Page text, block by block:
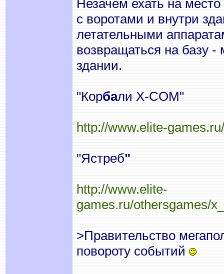
Незачем ехать на
с воротами и внутри
летательными
возвращаться на базу -
здании.
"Корбали X-COM"
http://www.elite-
"Ястреб"
http://www.elite-
games.ru/othersgames/
>Правительство
повороту событий